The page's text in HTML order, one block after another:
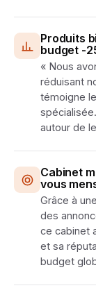
Produits
budget -
« Nous
réduisant
témoigne
autour de
Cabinet
vous
Grâce à
des
ce cabinet
et sa
budget